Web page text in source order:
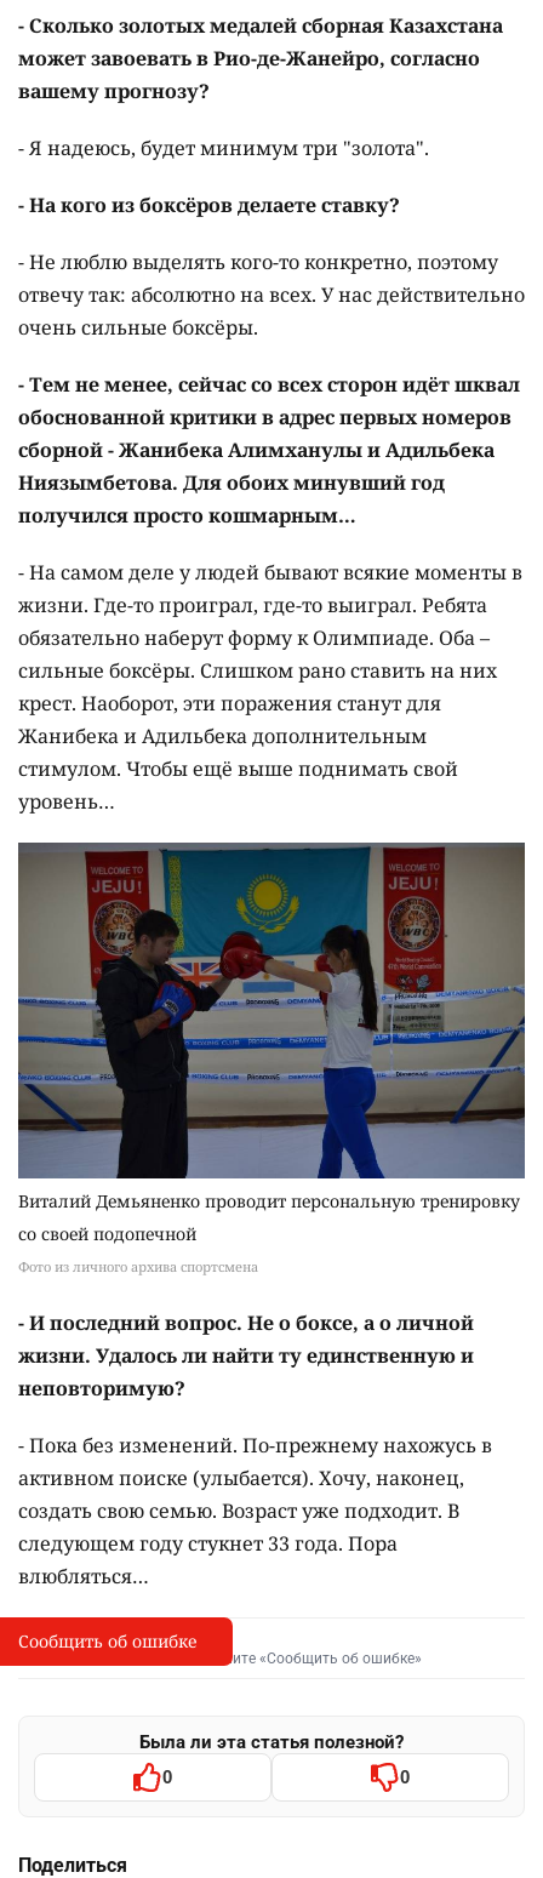
- Сколько золотых медалей сборная Казахстана
может завоевать в Рио-де-Жанейро, согласно
вашему прогнозу?
- Я надеюсь, будет минимум три "золота".
- На кого из боксёров делаете ставку?
- Не люблю выделять кого-то конкретно, поэтому
отвечу так: абсолютно на всех. У нас действительно
очень сильные боксёры.
- Тем не менее, сейчас со всех сторон идёт шквал
обоснованной критики в адрес первых номеров
сборной - Жанибека Алимханулы и Адильбека
Ниязымбетова. Для обоих минувший год
получился просто кошмарным…
- На самом деле у людей бывают всякие моменты в
жизни. Где-то проиграл, где-то выиграл. Ребята
обязательно наберут форму к Олимпиаде. Оба –
сильные боксёры. Слишком рано ставить на них
крест. Наоборот, эти поражения станут для
Жанибека и Адильбека дополнительным
стимулом. Чтобы ещё выше поднимать свой
уровень…
Фото из личного архива спортсмена
Виталий Демьяненко проводит персональную тренировку
со своей подопечной
- И последний вопрос. Не о боксе, а о личной
жизни. Удалось ли найти ту единственную и
неповторимую?
- Пока без изменений. По-прежнему нахожусь в
активном поиске (улыбается). Хочу, наконец,
создать свою семью. Возраст уже подходит. В
следующем году стукнет 33 года. Пора
влюбляться…
I
Сообщить об опечатке
Выделите фрагмент и нажмите «Сообщить об ошибке»
Была ли эта статья полезной?
0 0
Поделиться
Сообщить об ошибке